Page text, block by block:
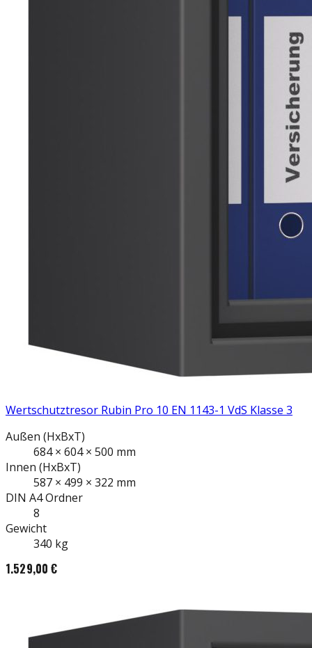
Wertschutztresor Rubin Pro 10 EN 1143-1 VdS Klasse 3
Außen (HxBxT)
684× 604× 500 mm
Innen (HxBxT)
587 × 499 × 322 mm
DIN A4Ordner
8
Gewicht
340 kg
1.529,00 €